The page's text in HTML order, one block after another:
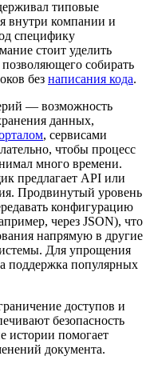
типовые
внутри компании и
специфику
стоит уделить
собирать
без написания кода.
— возможность
данных,
, сервисами
чтобы процесс
много времени.
предлагает API или
Продвинутый уровень
конфигурацию
через JSON), что
напрямую в другие
Для упрощения
поддержка популярных
доступов и
безопасность
истории помогает
документа.